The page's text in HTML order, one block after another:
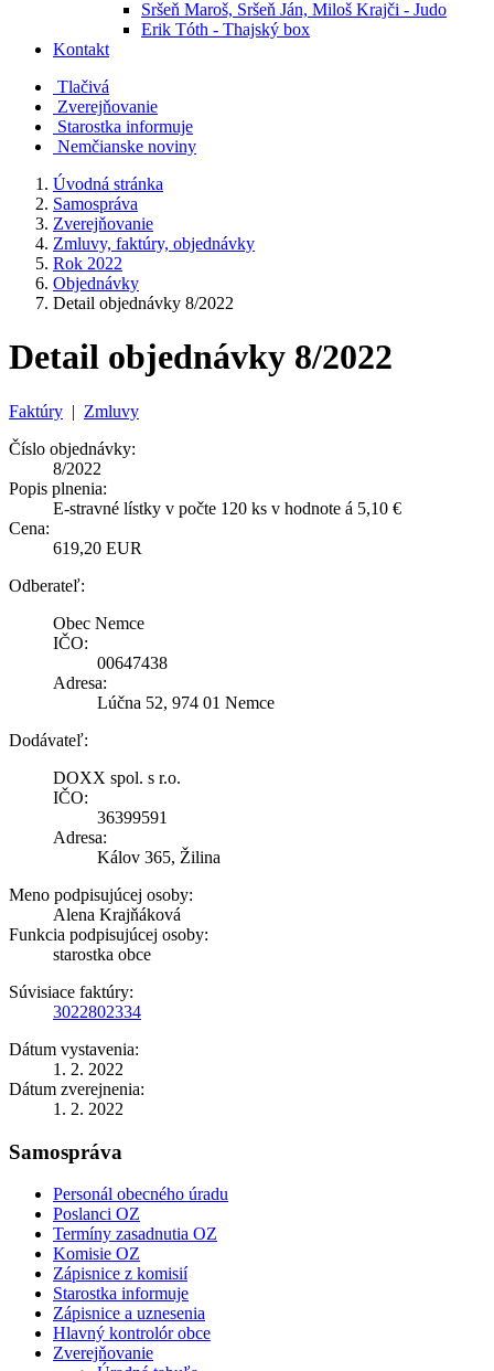
Sršeň Maroš, Sršeň Ján, Miloš Krajči - Judo
Erik Tóth - Thajský box
Kontakt
Tlačivá
Zverejňovanie
Starostka informuje
Nemčianske noviny
Úvodná stránka
Samospráva
Zverejňovanie
Zmluvy, faktúry, objednávky
Rok 2022
Objednávky
Detail objednávky 8/2022
Detail objednávky 8/2022
Faktúry | Zmluvy
Číslo objednávky:
8/2022
Popis plnenia:
E-stravné lístky v počte 120 ks v hodnote á 5,10 €
Cena:
619,20 EUR
Odberateľ:
Obec Nemce
IČO:
00647438
Adresa:
Lúčna 52, 974 01 Nemce
Dodávateľ:
DOXX spol. s r.o.
IČO:
36399591
Adresa:
Kálov 365, Žilina
Meno podpisujúcej osoby:
Alena Krajňáková
Funkcia podpisujúcej osoby:
starostka obce
Súvisiace faktúry:
3022802334
Dátum vystavenia:
1. 2. 2022
Dátum zverejnenia:
1. 2. 2022
Samospráva
Personál obecného úradu
Poslanci OZ
Termíny zasadnutia OZ
Komisie OZ
Zápisnice z komisií
Starostka informuje
Zápisnice a uznesenia
Hlavný kontrolór obce
Zverejňovanie